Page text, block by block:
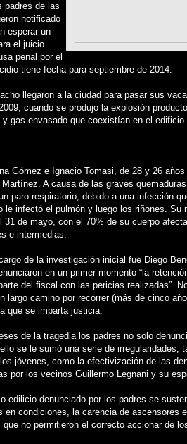
padres de las
notificado
esperar un
el juicio
penal por el
tiene fecha para septiembre de 2014.
llegaron a la ciudad para pasar sus
cuando se produjo la explosión
y gas envasado que coexistían en el edificio.
Gómez e Ignacio Tomasi, de 28 y 26
A causa de las graves
paro respiratorio, debido a una infección
le infectó el pulmón y luego los riñones. Su
31 de mayo, con el 70% de su cuerpo
e intermedias.
de la investigación inicial fue Diego
en un primer momento “la
del fiscal con las pericias realizadas”.
largo camino por recorrer (más de cinco
que se imparta justicia.
de la tragedia los padres no solo
se le sumó una serie de irregularidades,
jóvenes, como la efectivización de las
por los vecinos Guillermo Legnani y su
edilicio denunciado por los padres se
en condiciones, la carencia de ascensores
no permitieron el correcto accionar de